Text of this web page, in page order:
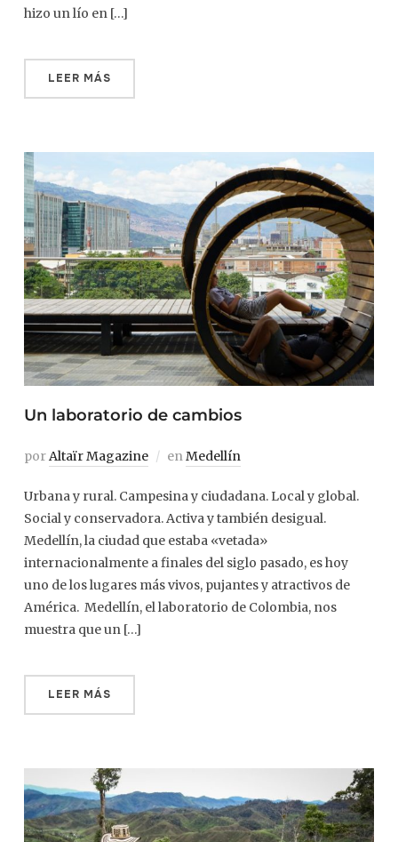
hizo un lío en […]
LEER MÁS
Un laboratorio de cambios
por Altaïr Magazine en Medellín
Urbana y rural. Campesina y ciudadana. Local y global.
Social y conservadora. Activa y también desigual.
Medellín, la ciudad que estaba «vetada»
internacionalmente a finales del siglo pasado, es hoy
uno de los lugares más vivos, pujantes y atractivos de
América. Medellín, el laboratorio de Colombia, nos
muestra que un […]
LEER MÁS